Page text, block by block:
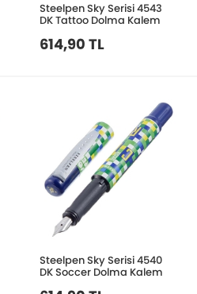
Steelpen Sky Serisi 4543
DK Tattoo Dolma Kalem
614,90 TL
Steelpen Sky Serisi 4540
DK Soccer Dolma Kalem